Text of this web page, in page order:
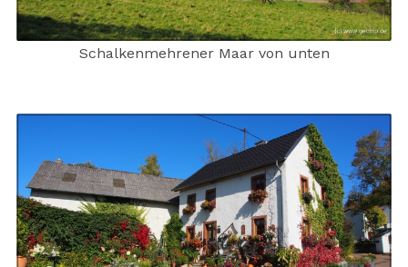
Schalkenmehrener Maar von unten